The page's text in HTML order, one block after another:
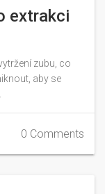
extrakci
zubu, co
aby se
0 Comments